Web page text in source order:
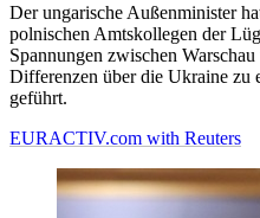
Der ungarische Außenminister
polnischen Amtskollegen der
Spannungen zwischen
Differenzen über die Ukraine zu
geführt.
EURACTIV.com with Reuters